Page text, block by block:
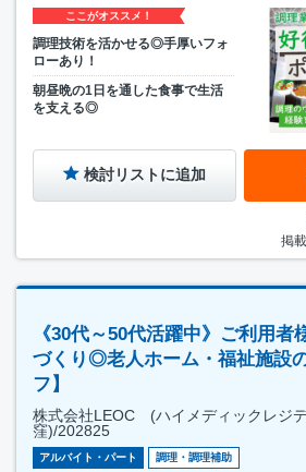
ここがオススメ！
調理技術を活かせる◎手厚いフォ
ローあり！
朝昼晩の1日を通した食事で生活
を支える◎
検討リストに追加
掲
《30代～50代活躍中》ご利用者
づくり◎老人ホーム・福祉施設
フ】
株式会社LEOC (ハイメディックレジ
窪)/202825
アルバイト・パート 調理・調理補助